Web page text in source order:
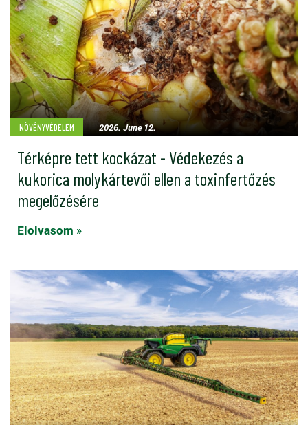
NÖVÉNYVÉDELEM 2026. June 12.
Térképre tett kockázat - Védekezés a
kukorica molykártevői ellen a toxinfertőzés
megelőzésére
Elolvasom »